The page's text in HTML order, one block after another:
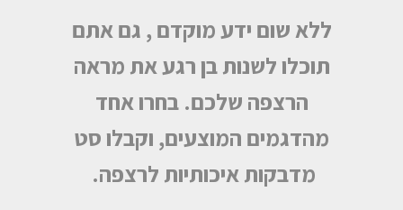
ללא שום ידע מוקדם , גם אתם
תוכלו לשנות בן רגע את מראה
הרצפה שלכם. בחרו אחד
מהדגמים המוצעים, וקבלו סט
מדבקות איכותיות לרצפה.